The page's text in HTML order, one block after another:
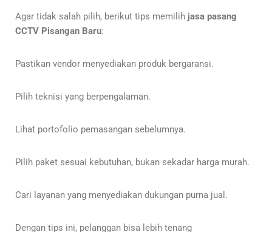
Agar tidak salah pilih, berikut tips memilih jasa pasang
CCTV Pisangan Baru:
Pastikan vendor menyediakan produk bergaransi.
Pilih teknisi yang berpengalaman.
Lihat portofolio pemasangan sebelumnya.
Pilih paket sesuai kebutuhan, bukan sekadar harga murah.
Cari layanan yang menyediakan dukungan purna jual.
Dengan tips ini, pelanggan bisa lebih tenang